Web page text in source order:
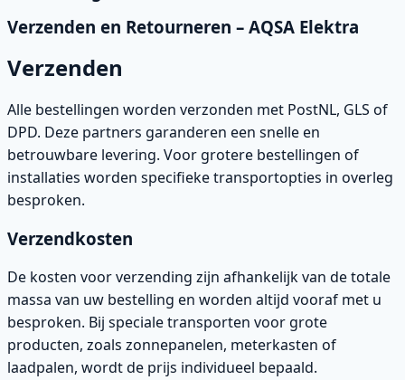
Verzenden en Retourneren – AQSA Elektra
Verzenden
Alle bestellingen worden verzonden met PostNL, GLS of
DPD. Deze partners garanderen een snelle en
betrouwbare levering. Voor grotere bestellingen of
installaties worden specifieke transportopties in overleg
besproken.
Verzendkosten
De kosten voor verzending zijn afhankelijk van de totale
massa van uw bestelling en worden altijd vooraf met u
besproken. Bij speciale transporten voor grote
producten, zoals zonnepanelen, meterkasten of
laadpalen, wordt de prijs individueel bepaald.